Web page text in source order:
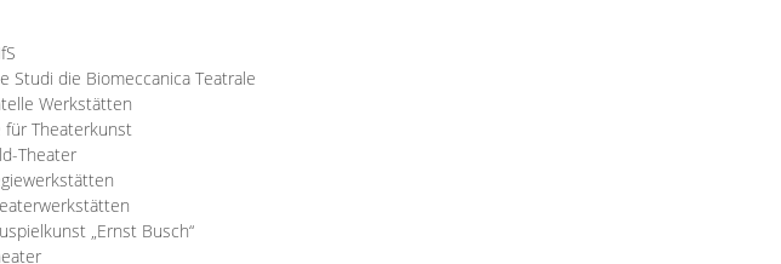
Studi die Biomeccanica Teatrale
Werkstätten
für Theaterkunst
Theater
„Ernst Busch“